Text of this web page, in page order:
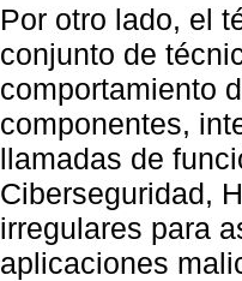
Por otro lado, el
conjunto de
comportamiento
componentes,
llamadas de
Ciberseguridad,
irregulares para
aplicaciones